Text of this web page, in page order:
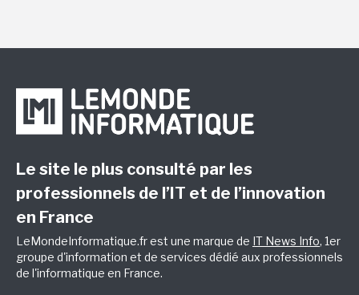
Le site le plus consulté par les
professionnels de l’IT et de l’innovation
en France
LeMondeInformatique.fr est une marque de IT News Info, 1er
groupe d'information et de services dédié aux professionnels
de l'informatique en France.